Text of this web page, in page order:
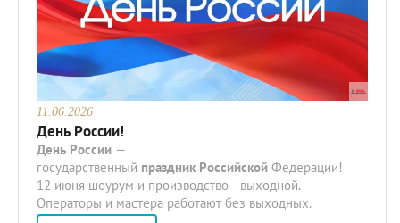
11.06.2026
День России!
День России —
государственный праздник Российской Федерации!
12 июня шоурум и производство - выходной.
Операторы и мастера работают без выходных.